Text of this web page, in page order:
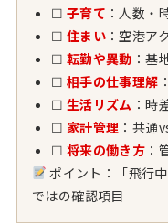
☐ 子育て ：人数・
☐ 住まい：空港ア
☐ 転勤や異動 ：基
☐ 相手の仕事理解
☐ 生活リズム ：時
☐ 家計管理 ：共通
☐ 将来の働き方 ：
ポイント：「飛行
ではの確認項目